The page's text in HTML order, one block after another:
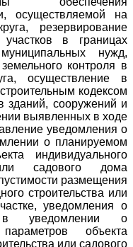
осуществляемой на
резервирование
в границах
нужд,
контроля в
осуществление в
кодексом
зданий, сооружений и
выявленных в ходе
уведомления о
о планируемом
индивидуального
садового дома
размещения
строительства или
уведомления о
в уведомлении о
объекта
или садового